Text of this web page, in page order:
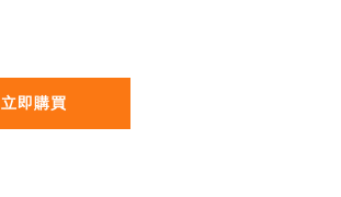
立即購買